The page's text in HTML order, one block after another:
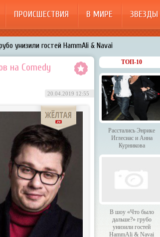
ПРОИСШЕСТВИЯ В МИРЕ ЗВЕЗДЫ
унизили гостей HammAli & Navai
новый комплекс на «Ледниковом периоде»
что изменил Королёвой с любовницами-
Лазарева
Анна Курникова
на Comedy
20.04.2019 12:55
ТОП-10
Расстались Энрике
Иглесиас и Анна
Курникова
В шоу «Что было
дальше?» грубо
унизили гостей
HammAli & Navai